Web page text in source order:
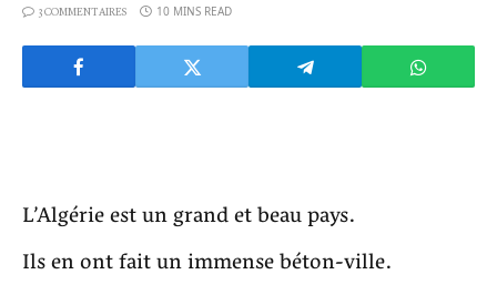
3 COMMENTAIRES 10 MINS READ
L’Algérie est un grand et beau pays.
Ils en ont fait un immense béton-ville.